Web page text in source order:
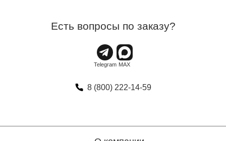
Есть вопросы по заказу?
8 (800) 222-14-59